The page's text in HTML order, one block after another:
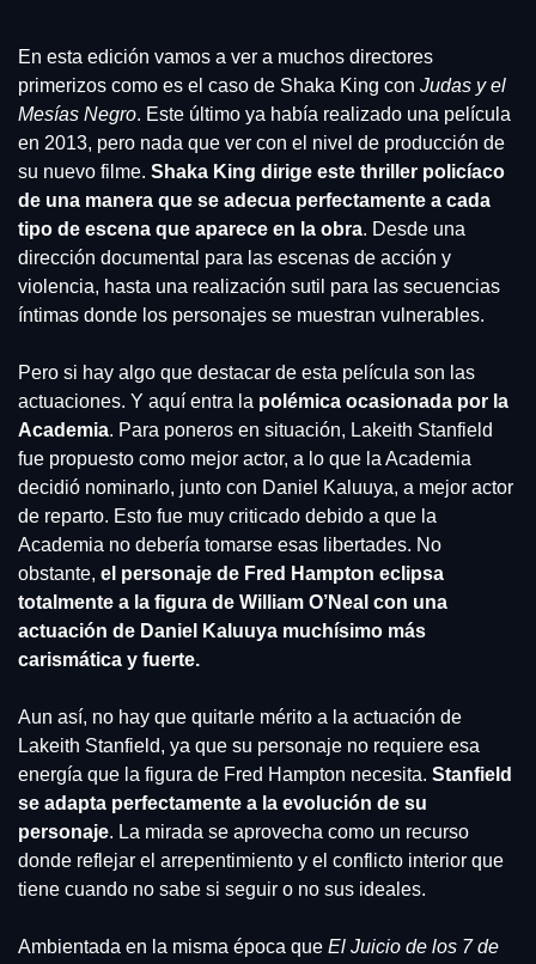
En esta edición vamos a ver a muchos directores
primerizos como es el caso de Shaka King con Judas y el
Mesías Negro. Este último ya había realizado una película
en 2013, pero nada que ver con el nivel de producción de
su nuevo filme. Shaka King dirige este thriller policíaco
de una manera que se adecua perfectamente a cada
tipo de escena que aparece en la obra. Desde una
dirección documental para las escenas de acción y
violencia, hasta una realización sutil para las secuencias
íntimas donde los personajes se muestran vulnerables.
Pero si hay algo que destacar de esta película son las
actuaciones. Y aquí entra la polémica ocasionada por la
Academia. Para poneros en situación, Lakeith Stanfield
fue propuesto como mejor actor, a lo que la Academia
decidió nominarlo, junto con Daniel Kaluuya, a mejor actor
de reparto. Esto fue muy criticado debido a que la
Academia no debería tomarse esas libertades. No
obstante, el personaje de Fred Hampton eclipsa
totalmente a la figura de William O’Neal con una
actuación de Daniel Kaluuya muchísimo más
carismática y fuerte.
Aun así, no hay que quitarle mérito a la actuación de
Lakeith Stanfield, ya que su personaje no requiere esa
energía que la figura de Fred Hampton necesita. Stanfield
se adapta perfectamente a la evolución de su
personaje. La mirada se aprovecha como un recurso
donde reflejar el arrepentimiento y el conflicto interior que
tiene cuando no sabe si seguir o no sus ideales.
Ambientada en la misma época que El Juicio de los 7 de